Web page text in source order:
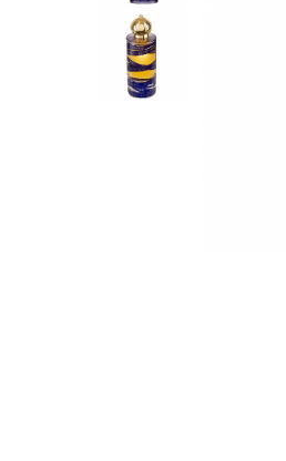
Parfumuri Fresh
Parfumuri Florale
Parfumuri Fructate